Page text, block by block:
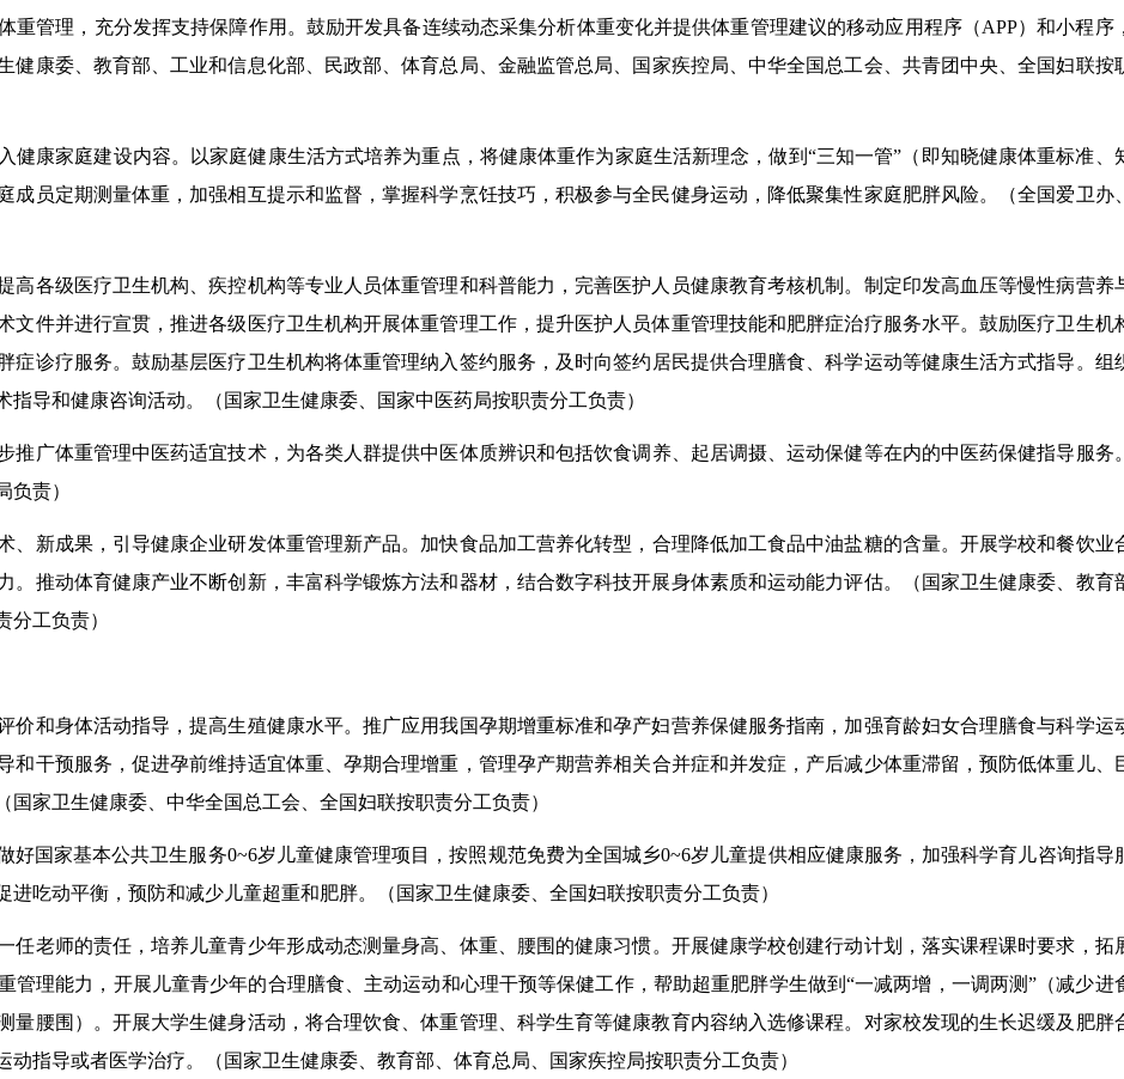
重管理， 充分发挥支持保障作用。 鼓励开发具备连续动态采集分析体重变化并提供体重管理建议的移动应用程序（APP）和小程序
健康委、教育部、工业和信息化部、民政部、体育总局 、金融监管总局、国家疾控局、中华全国总工会、共青团中央、全国妇联按
健康家庭建设内容。以家庭健康生活方式培养为重点，将健康体重作为家庭生活新理念，做到“三知一管”（即知晓健康体重标准、
成员定期测量体重，加强相互提示和监督，掌握科学烹饪技巧，积极参与全民健身运动，降低聚集性家庭肥胖风险。（全国爱卫办
高各级医疗卫生机构、疾控机构等专业人员体重管理和科普能力，完善医护人员健康教育考核机制。制 定印发高血压等慢性病营养
文件并进行宣贯，推进各级医疗卫生机构开展体重管理工作，提升医护人员体重管理技能和肥胖症治疗服务水平。鼓励医疗卫生机
症诊疗服务。 鼓励基层医疗卫生机构将体重管理纳入签约服务，及时向签约居民提供合理膳食、科学运动等健康生活方式指导 。组
指导和健康咨询活动。（ 国家卫生健康委、国家中医药局按职责分工负责）
推广体重管理中医药适宜技术，为各类人群提供中医体质辨识和包括饮食调养、起居调摄、运动保健等在内的中医药保健指导服务
负责）
、新成果，引导健康企业研发体重管理新产品。 加快食品加工营养化转型， 合理降低加工食品中油盐糖的含量。开展学校和餐饮业
。推动体育健康产业不断创新，丰富科学锻炼方法和器材，结合数字科技开展身体素质和运动能力评估。（ 国家卫生健康委、教育
分工负责）
价和身体活动指导，提高生殖健康水平。推广应用我国孕期增重标准和孕产妇营养保健服务指南 ，加强育龄妇女合理膳食与科学运
和干预服务，促进孕前维持适宜体重、孕期合理增重 ，管理孕产期营养相关合并症和并发症， 产后减少体重滞留，预防低体重儿、
国家卫生健康委、中华全国总工会、全国妇联按职责分工负责）
好国家基本公共卫生服务0~6岁儿童健康管理项目，按照规范免费为全国城乡0~6岁儿童提供相应健康服务，加强科学育儿咨询指导
进吃动平衡，预防和减少儿童超重和肥胖。（ 国家卫生健康委、全国妇联按职责分工负责）
任老师的责任，培养儿童青少年形成动态测量身高、体重、腰围的健康习惯。 开展健康学校创建行动计划，落实课程课时要求，拓
管理能力 ， 开展儿童青少年的合理膳食、主动运动和心理干预等保健工作，帮助超重肥胖学生做到“一减两增，一调两测”（减少进
量腰围）。开展大学生健身活动，将合理饮食、体重管理、科学生育等健康教育内容纳入选修课程。对家校发现的生长迟缓及肥胖
动指导或者医学治疗。（ 国家卫生健康委、教育部、 体育总局 、国家疾控局按职责分工负责）